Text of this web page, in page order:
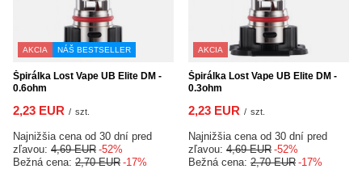
AKCIA NÁŠ BESTSELLER
Špirálka Lost Vape UB Elite DM -
0.6ohm
2,23 EUR / szt.
Najnižšia cena od 30 dní pred
zľavou: 4,69 EUR -52%
Bežná cena: 2,70 EUR -17%
AKCIA
Špirálka Lost Vape UB Elite DM -
0.3ohm
2,23 EUR / szt.
Najnižšia cena od 30 dní pred
zľavou: 4,69 EUR -52%
Bežná cena: 2,70 EUR -17%